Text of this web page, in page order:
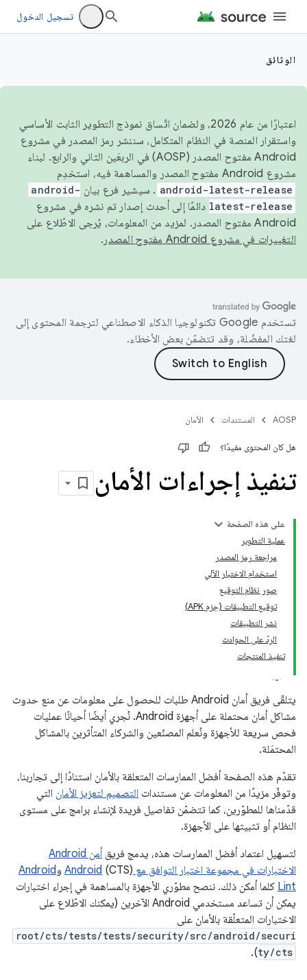
تسجيل الدخول
الوثائق
اعتبارًا من عام 2026، ولضمان اتّساق نموذج التطوير الثابت الأساسي
واستقرار المنصة في النظام المتكامل، سننشر رمز المصدر في مشروع
Android مفتوح المصدر (AOSP) في الربعَين الثاني والرابع. لبناء
مشروع Android مفتوح المصدر والمساهمة فيه، استخدِم
android-latest-release . سيشير فرع بيان android-
latest-release دائمًا إلى أحدث إصدار تم نشره في مشروع
Android مفتوح المصدر. لمزيد من المعلومات، يُرجى الاطّلاع على
التغييرات في مشروع Android مفتوح المصدر
.
تستخدم Google تكنولوجيا الذكاء الاصطناعي لترجمة المحتوى إلى
لغتك المفضّلة، وقد تتضمّن بعض الأخطاء.
AOSP المستندات الأمان
هل كان المحتوى مفيدًا؟
تنفيذ إجراءات الأمان
على هذه الصفحة
عملية التطوير
مراجعة رمز المصدر
استخدام الاختبار الآلي
صور نظام التوقيع
توقيع التطبيقات (حِزم APK)
نشر التطبيقات
الردّ على الحوادث
تنفيذ المنتجات
يتلقّى فريق أمان Android طلبات للحصول على معلومات عن منع حدوث
مشاكل أمان محتملة على أجهزة Android. نُجري أيضًا أحيانًا عمليات
فحص سريعة للأجهزة ونُعلم المصنّعين والشركاء المتأثرين بالمشاكل
المحتمَلة.
تقدّم هذه الصفحة أفضل الممارسات المتعلقة بالأمان استنادًا إلى تجاربنا،
وتوفّر مزيدًا من المعلومات عن مستندات التصميم لتعزيز الأمان التي
قدّمناها للمطوّرين، كما تتضمّن تفاصيل فريدة لإنشاء برامج على مستوى
النظام أو تثبيتها على الأجهزة.
لتسهيل اعتماد أفضل الممارسات هذه، يدمج فريق
أمن Android
الاختبارات في مجموعة اختبار التوافق مع Android (CTS) و
Android
Lint كلما أمكن ذلك. ننصح مطوّري الأجهزة بالمساهمة في إجراء اختبارات
يمكن أن تساعد مستخدمي Android الآخرين (يمكنك الاطّلاع على
الاختبارات المتعلّقة بالأمان على
root/cts/tests/tests/security/src/android/securi
ty/cts
).